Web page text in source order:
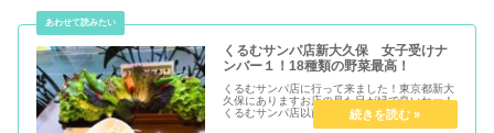
くるむサンパ店新大久保 女子受けナ
ンバー１！18種類の野菜最高！
くるむサンパ店に行って来ました！東京都新大
久保にありますお店の見た目が緑で良いねー！
くるむサンパ店以前行った時は鬼の込み具合で
諦めたんですが、韓流ブームが落ち着...